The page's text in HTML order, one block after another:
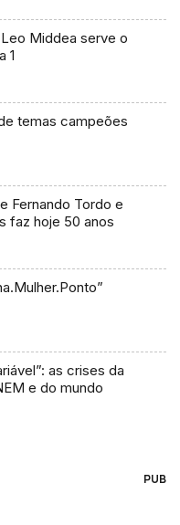
Middea serve o
1
temas campeões
Fernando Tordo e
faz hoje 50 anos
as crises da
e do mundo
PUB